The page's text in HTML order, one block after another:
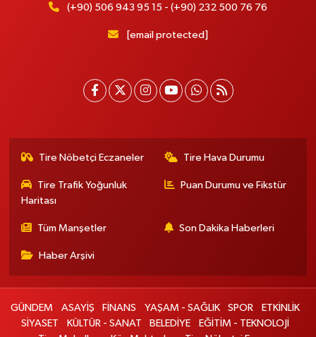
(+90) 506 943 95 15 - (+90) 232 500 76 76
[email protected]
Tire Nöbetçi Eczaneler Tire Hava Durumu
Tire Trafik Yoğunluk
Haritası
Puan Durumu ve Fikstür
Tüm Manşetler Son Dakika Haberleri
Haber Arşivi
GÜNDEM ASAYİŞ FİNANS YAŞAM - SAĞLIK SPOR
ETKİNLİK
SİYASET
KÜLTÜR - SANAT BELEDİYE
EĞİTİM - TEKNOLOJİ